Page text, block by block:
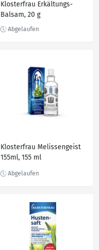
Klosterfrau Erkältungs-
Balsam, 20 g
Klosterfrau Melissengeist
155ml, 155 ml